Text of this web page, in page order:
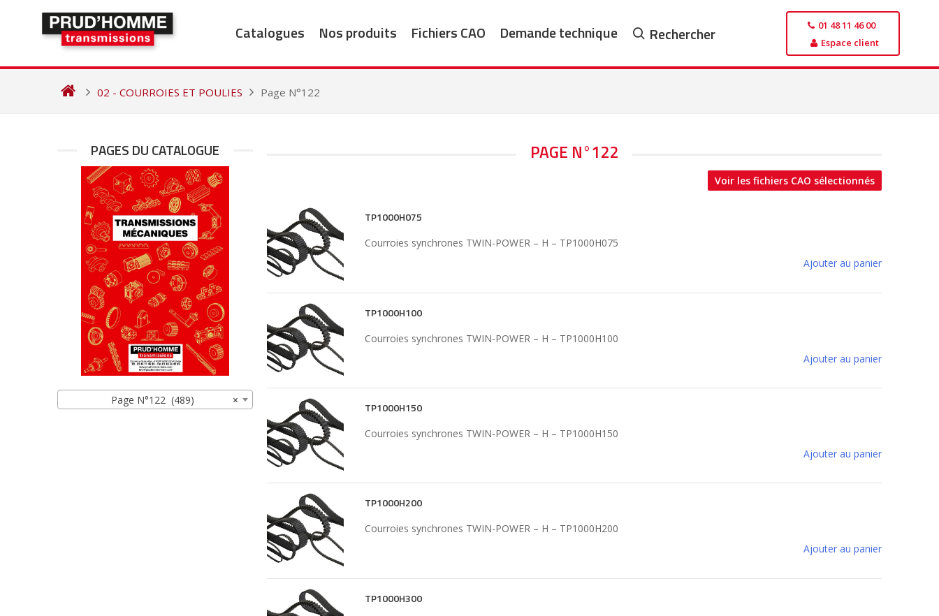
Catalogues Nos produits Fichiers CAO Demande technique Rechercher
01 48 11 46 00
Espace client
02 - COURROIES ET POULIES Page N°122
PAGES DU CATALOGUE
×
Page N°122 (489)
PAGE N°122
Voir les fichiers CAO sélectionnés
TP1000H075
Courroies synchrones TWIN-POWER – H – TP1000H075
Ajouter au panier
TP1000H100
Courroies synchrones TWIN-POWER – H – TP1000H100
Ajouter au panier
TP1000H150
Courroies synchrones TWIN-POWER – H – TP1000H150
Ajouter au panier
TP1000H200
Courroies synchrones TWIN-POWER – H – TP1000H200
Ajouter au panier
TP1000H300